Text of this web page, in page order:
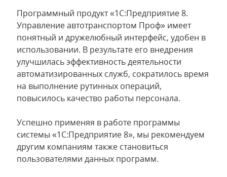
Программный продукт «1С:Предприятие 8.
Управление автотранспортом Проф» имеет
понятный и дружелюбный интерфейс, удобен в
использовании. В результате его внедрения
улучшилась эффективность деятельности
автоматизированных служб, сократилось время
на выполнение рутинных операций,
повысилось качество работы персонала.
Успешно применяя в работе программы
системы «1С:Предприятие 8», мы рекомендуем
другим компаниям также становиться
пользователями данных программ.